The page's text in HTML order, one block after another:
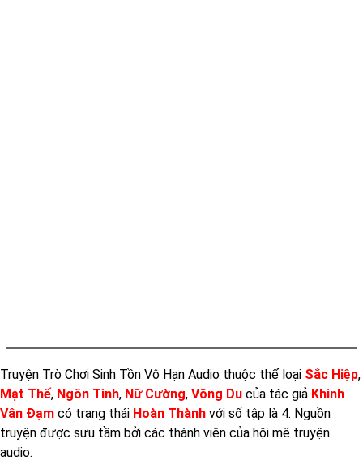
Truyện Trò Chơi Sinh Tồn Vô Hạn Audio thuộc thể loại Sắc Hiệp,
Mạt Thế, Ngôn Tình, Nữ Cường, Võng Du của tác giả Khinh
Vân Đạm có trạng thái Hoàn Thành với số tập là 4. Nguồn
truyện được sưu tầm bởi các thành viên của hội mê truyện
audio.